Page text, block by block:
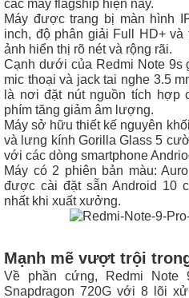
các máy flagship hiện nay.
Máy được trang bị màn hình
inch, độ phân giải Full HD+
ảnh hiển thị rõ nét và rộng rãi.
Cạnh dưới của Redmi Note 9s
mic thoại và jack tai nghe 3.5
là nơi đặt nút nguồn tích hợp
phím tăng giảm âm lượng.
Máy sở hữu thiết kế nguyên
và lưng kính Gorilla Glass 5
với các dòng smartphone
Máy có 2 phiên bản màu:
được cài đặt sẵn Android 10
nhất khi xuất xưởng.
Mạnh mẽ vượt trội
Về phần cứng, Redmi
Snapdragon 720G với 8 lõi